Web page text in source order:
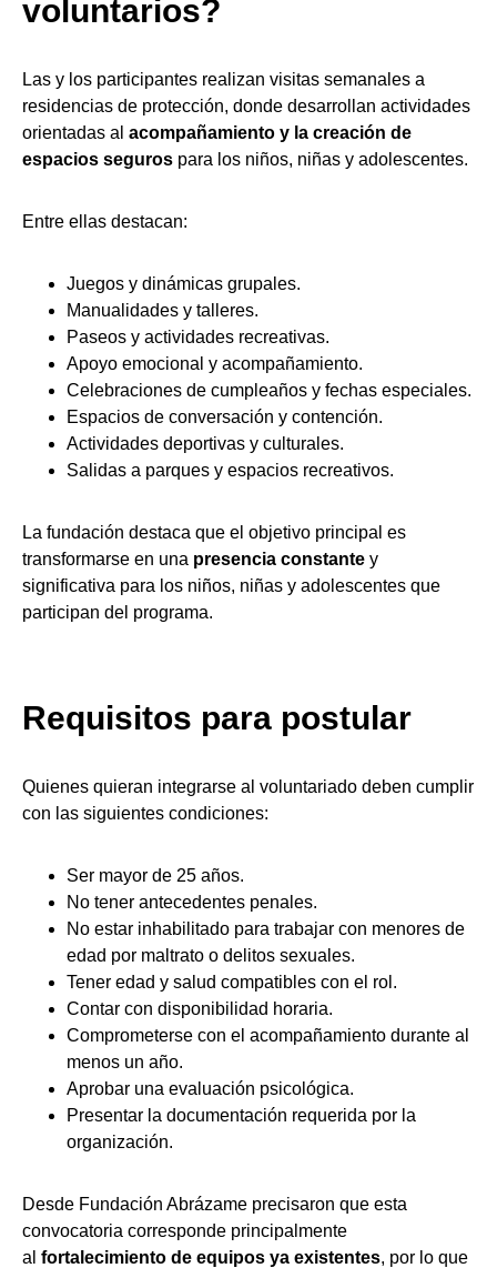
voluntarios?
Las y los participantes realizan visitas semanales a
residencias de protección, donde desarrollan actividades
orientadas al acompañamiento y la creación de
espacios seguros para los niños, niñas y adolescentes.
Entre ellas destacan:
Juegos y dinámicas grupales.
Manualidades y talleres.
Paseos y actividades recreativas.
Apoyo emocional y acompañamiento.
Celebraciones de cumpleaños y fechas especiales.
Espacios de conversación y contención.
Actividades deportivas y culturales.
Salidas a parques y espacios recreativos.
La fundación destaca que el objetivo principal es
transformarse en una presencia constante y
significativa para los niños, niñas y adolescentes que
participan del programa.
Requisitos para postular
Quienes quieran integrarse al voluntariado deben cumplir
con las siguientes condiciones:
Ser mayor de 25 años.
No tener antecedentes penales.
No estar inhabilitado para trabajar con menores de
edad por maltrato o delitos sexuales.
Tener edad y salud compatibles con el rol.
Contar con disponibilidad horaria.
Comprometerse con el acompañamiento durante al
menos un año.
Aprobar una evaluación psicológica.
Presentar la documentación requerida por la
organización.
Desde Fundación Abrázame precisaron que esta
convocatoria corresponde principalmente
al fortalecimiento de equipos ya existentes, por lo que